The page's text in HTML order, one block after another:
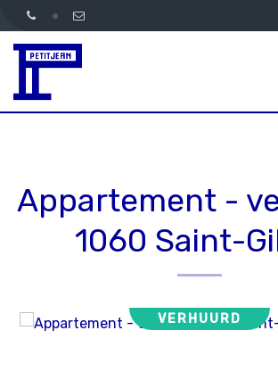
Appartement -
1060 Saint-
VERHUURD